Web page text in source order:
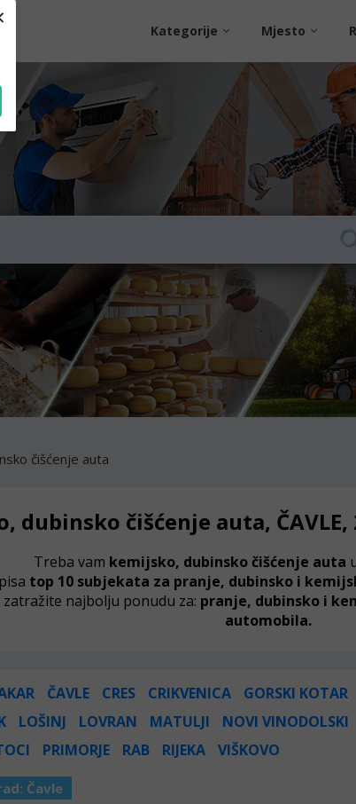
Kategorije Mjesto
čišćenje auta
dubinsko čišćenje auta, ČAVLE,
Treba vam kemijsko, dubinsko čišćenje auta
top 10 subjekata za pranje, dubinsko i
zatražite najbolju ponudu za: pranje, dubinsko i
automobila.
ČAVLE CRES CRIKVENICA
GORSKI KOTAR
LOŠINJ LOVRAN MATULJI
NOVI VINODOLSKI
PRIMORJE RAB RIJEKA VIŠKOVO
Čavle